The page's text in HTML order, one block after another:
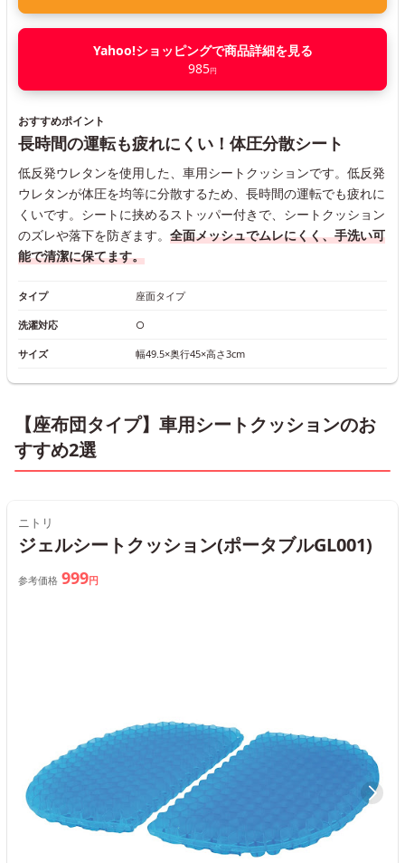
Yahoo!ショッピングで商品詳細を見る
985円
おすすめポイント
長時間の運転も疲れにくい！体圧分散シート
低反発ウレタンを使用した、車用シートクッションです。低反発
ウレタンが体圧を均等に分散するため、長時間の運転でも疲れに
くいです。シートに挟めるストッパー付きで、シートクッション
のズレや落下を防ぎます。 全面メッシュでムレにくく、手洗い可
能で清潔に保てます。
タイプ 座面タイプ
洗濯対応 ○
サイズ 幅49.5×奥行45×高さ3cm
【座布団タイプ】車用シートクッションのお
すすめ2選
ニトリ
ジェルシートクッション(ポータブルGL001)
参考価格 999円